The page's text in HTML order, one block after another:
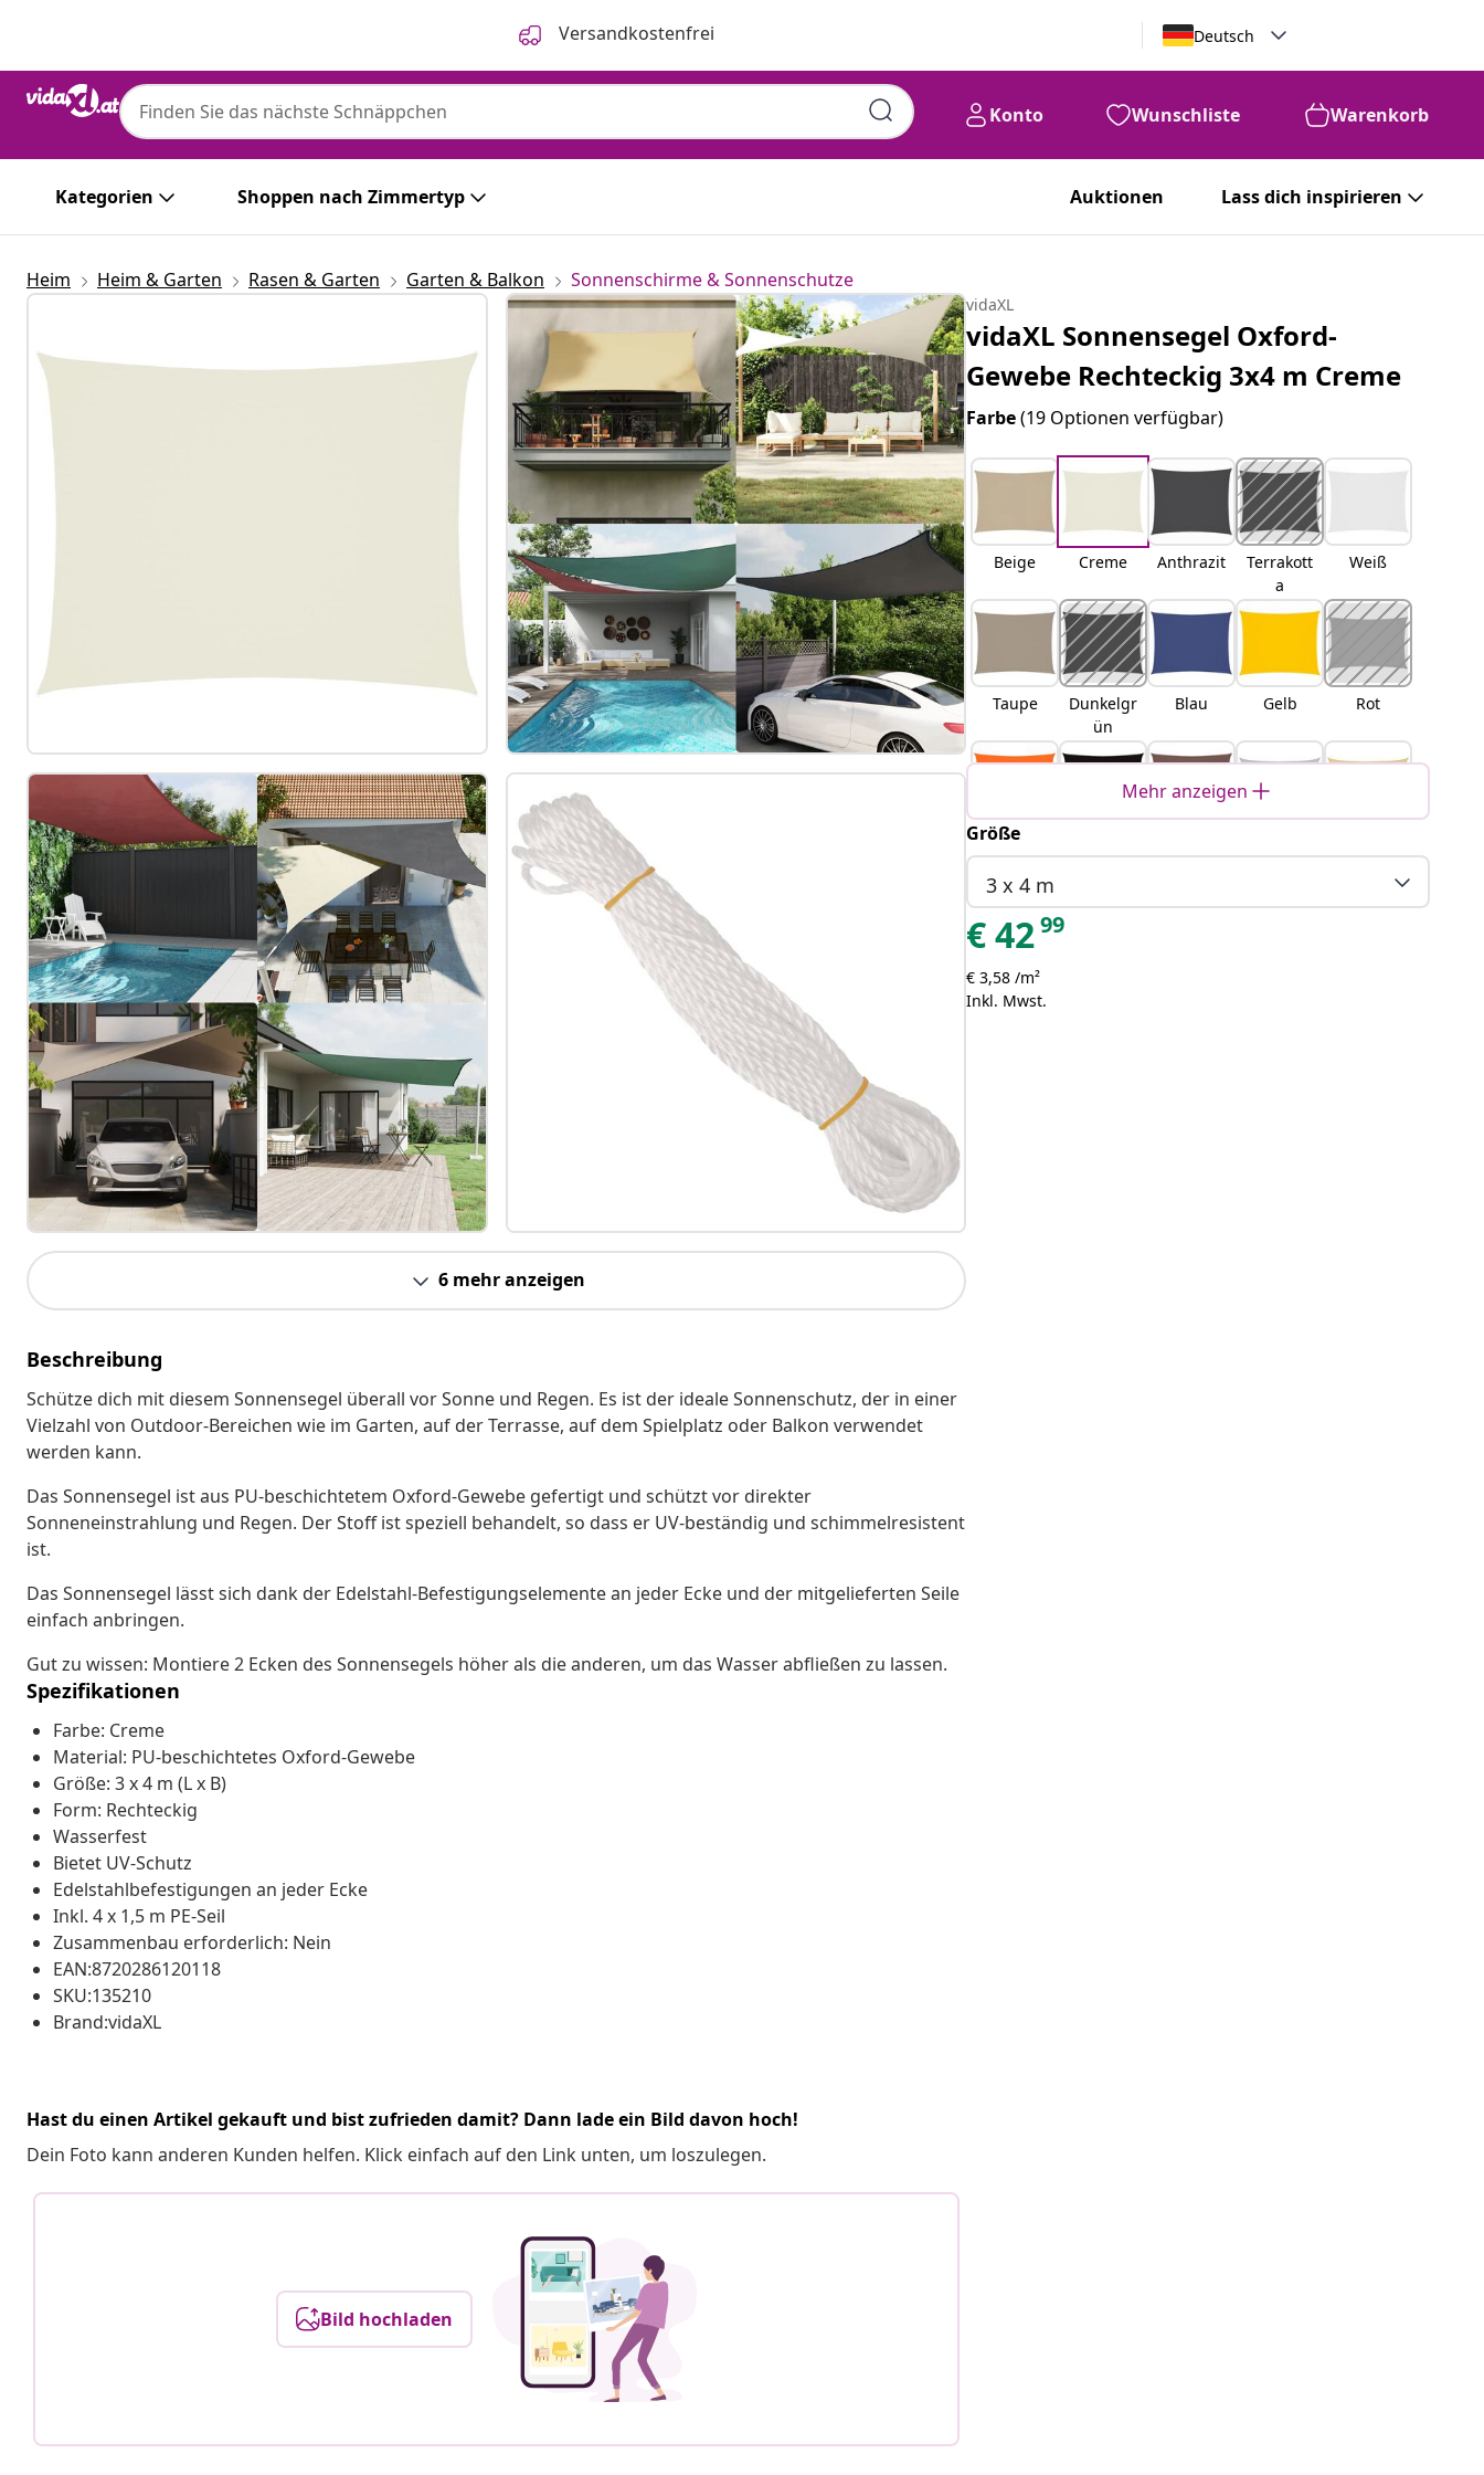
Versandkostenfrei Deutsch
Konto Wunschliste Warenkorb
Kategorien Shoppen nach Zimmertyp Auktionen Lass dich inspirieren
Heim Heim & Garten Rasen & Garten Garten & Balkon Sonnenschirme & Sonnenschutze
6 mehr anzeigen
Beschreibung
Schütze dich mit diesem Sonnensegel überall vor Sonne und Regen. Es ist der ideale Sonnenschutz, der in einer
Vielzahl von Outdoor-Bereichen wie im Garten, auf der Terrasse, auf dem Spielplatz oder Balkon verwendet
werden kann.
Das Sonnensegel ist aus PU-beschichtetem Oxford-Gewebe gefertigt und schützt vor direkter
Sonneneinstrahlung und Regen. Der Stoff ist speziell behandelt, so dass er UV-beständig und schimmelresistent
ist.
Das Sonnensegel lässt sich dank der Edelstahl-Befestigungselemente an jeder Ecke und der mitgelieferten Seile
einfach anbringen.
Gut zu wissen: Montiere 2 Ecken des Sonnensegels höher als die anderen, um das Wasser abfließen zu lassen.
Spezifikationen
Farbe: Creme
Material: PU-beschichtetes Oxford-Gewebe
Größe: 3 x 4 m (L x B)
Form: Rechteckig
Wasserfest
Bietet UV-Schutz
Edelstahlbefestigungen an jeder Ecke
Inkl. 4 x 1,5 m PE-Seil
Zusammenbau erforderlich: Nein
EAN:8720286120118
SKU:135210
Brand:vidaXL
Hast du einen Artikel gekauft und bist zufrieden damit? Dann lade ein Bild davon hoch!
Dein Foto kann anderen Kunden helfen. Klick einfach auf den Link unten, um loszulegen.
Bild hochladen
vidaXL
vidaXL Sonnensegel Oxford-
Gewebe Rechteckig 3x4 m Creme
Farbe(19 Optionen verfügbar)
Beige Creme Anthrazit
Terrakott
a
Weiß
Taupe
Dunkelgr
ün
Blau Gelb Rot
Orange
Orange
und
Mehr anzeigen
Größe
3 x 4 m
€4299
€ 3,58 /m²
Inkl. Mwst.